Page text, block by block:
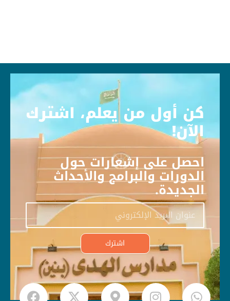
كن أول من يعلم، اشترك
الآن!
احصل على إشعارات حول
الدورات والبرامج والأحداث
الجديدة.
اشترك